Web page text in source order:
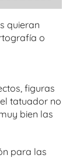
quieran
o
figuras
tatuador no
bien las
para las